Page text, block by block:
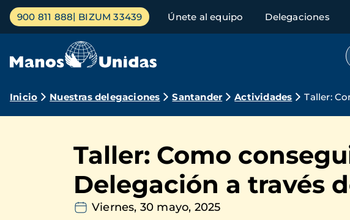
Pasar
contenido
Menú
principal
900 811 888 BIZUM 33439 Únete al equipo Delegaciones
Ruta
navegación
Inicio Nuestras delegaciones Santander Actividades Taller:
Taller: Como
Delegación a través
Viernes, 30 mayo, 2025